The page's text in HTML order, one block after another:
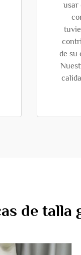
usar
de su
de talla